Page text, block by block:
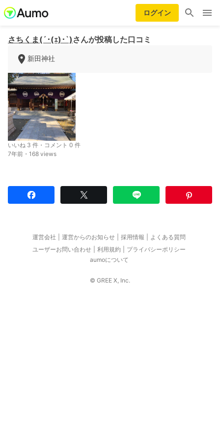
ログイン
さちくま(´･(ｪ)･`) さんが投稿した口コミ
新田神社
いいね 3 件・コメント 0 件
7年前・168 views
運営会社 運営からのお知らせ 採用情報
よくある質問
ユーザーお問い合わせ
利用規約
プライバシーポリシー
aumoについて
© GREE X, Inc.